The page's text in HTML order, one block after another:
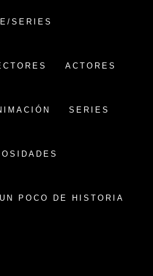
SERIES
ACTORES
SERIES
UN POCO DE HISTORIA
CHINA